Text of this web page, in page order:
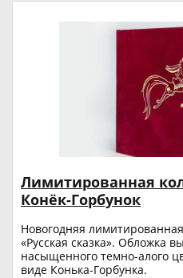
Лимитированная
Конёк-Горбунок
Новогодняя
«Русская сказка». Обложка
насыщенного темно-алого
виде Конька-Горбунка.